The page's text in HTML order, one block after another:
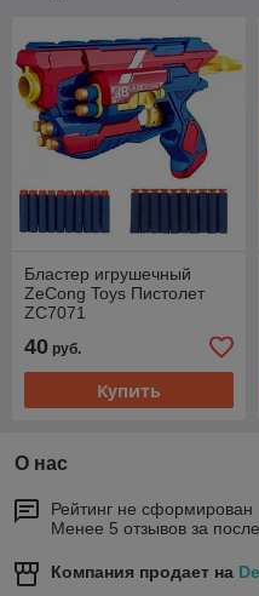
Бластер игрушечный
ZeCong Toys Пистолет
ZC7071
40 руб.
Купить
О нас
Рейтинг не сформирован
Менее 5 отзывов за
Компания продает на